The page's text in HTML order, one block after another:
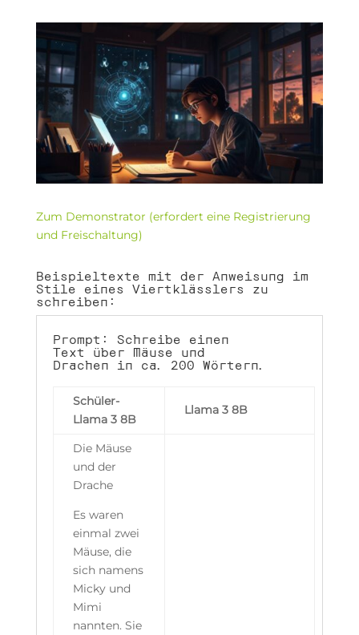
Zum Demonstrator (erfordert eine Registrierung
und Freischaltung)
Beispieltexte mit der Anweisung im
Stile eines Viertklässlers zu
schreiben:
Prompt: Schreibe einen
Text über Mäuse und
Drachen in ca. 200 Wörtern.
Schüler-
Llama 3 8B
Llama 3 8B
Die Mäuse
und der
Drache
Es waren
einmal zwei
Mäuse, die
sich namens
Micky und
Mimi
nannten. Sie